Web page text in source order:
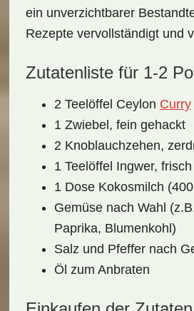
ein unverzichtbarer
Rezepte vervollständigt und
Zutatenliste für 1-2
2 Teelöffel Ceylon Curry
1 Zwiebel, fein gehackt
2 Knoblauchzehen,
1 Teelöffel Ingwer,
1 Dose Kokosmilch
Gemüse nach Wahl
Paprika, Blumenkohl)
Salz und Pfeffer nach
Öl zum Anbraten